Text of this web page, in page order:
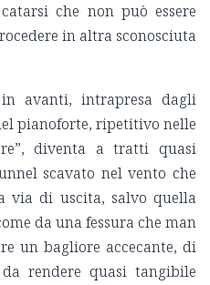
che non può essere
in altra sconosciuta
avanti, intrapresa dagli
pianoforte, ripetitivo nelle
diventa a tratti quasi
scavato nel vento che
via di uscita, salvo quella
da una fessura che man
un bagliore accecante, di
rendere quasi tangibile